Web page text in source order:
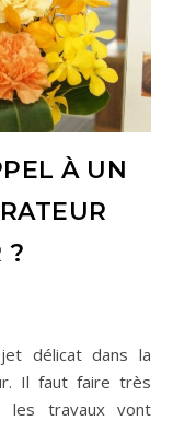
À UN
?
Il faut faire très
les travaux vont